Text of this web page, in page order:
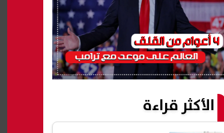
الأكثر قراءة